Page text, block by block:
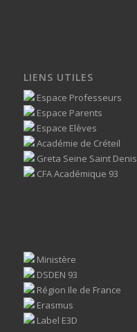
LIENS UTILES
Espace Professeurs
Espace Parents
Espace Elèves
Académie de Créteil
Greta Seine Saint Denis
CFA Académique 93
Ministère
DSDEN 93
Région Ile de France
Erasmus
Label E3D